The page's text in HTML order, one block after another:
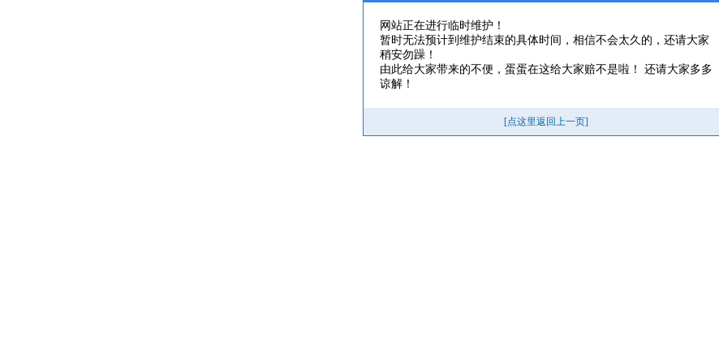
网站正在进行临时维护！
暂时无法预计到维护结束的具体时间，相信不会太久的，还请大家
稍安勿躁！
由此给大家带来的不便，蛋蛋在这给大家赔不是啦！ 还请大家多多
谅解！
[点这里返回上一页]